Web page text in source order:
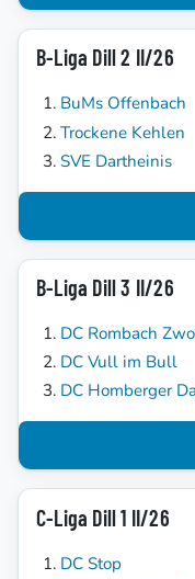
B-Liga Dill 2 II/26
BuMs Offenbach
Trockene Kehlen
SVE Dartheinis
B-Liga Dill 3 II/26
DC Rombach
DC Vull im Bull
DC Homberger
C-Liga Dill 1 II/26
DC Stop